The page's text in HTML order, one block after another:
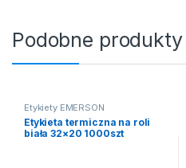
Podobne produkty
Etykiety EMERSON
Etykieta termiczna na roli
biała 32×20 1000szt